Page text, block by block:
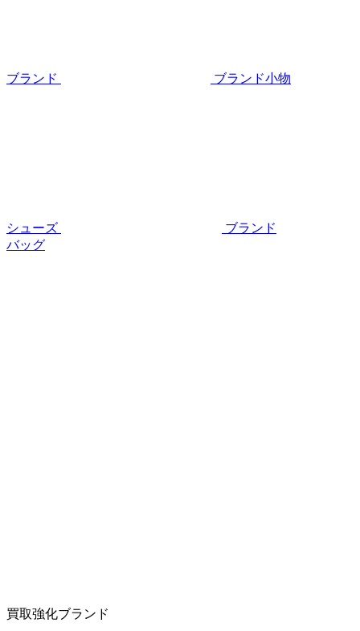
ブランド ブランド小物
シューズ
ブランド
バッグ
買取強化ブランド